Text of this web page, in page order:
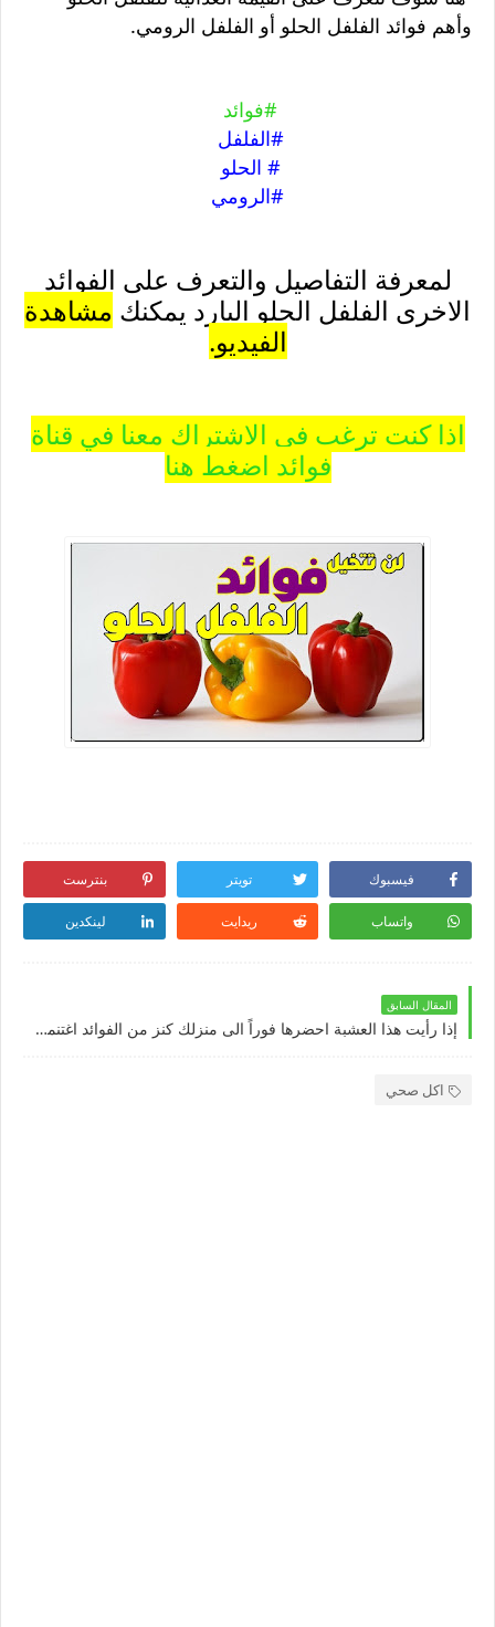
وأهم فوائد الفلفل الحلو أو الفلفل الرومي.
#فوائد
#الفلفل
# الحلو
#الرومي
لمعرفة التفاصيل والتعرف على الفوائد
الاخرى الفلفل الحلو البارد يمكنك مشاهدة
الفيديو.
اذا كنت ترغب في الاشتراك معنا في قناة
فوائد اضغط هنا
فيسبوك تويتر بنترست
واتساب ريدايت لينكدين
المقال السابق
إذا رأيت هذا العشبة احضرها فوراً الى منزلك كنز من الفوائد اغتنمها لصحتك وتعالج الكثير من الامراض
اكل صحي